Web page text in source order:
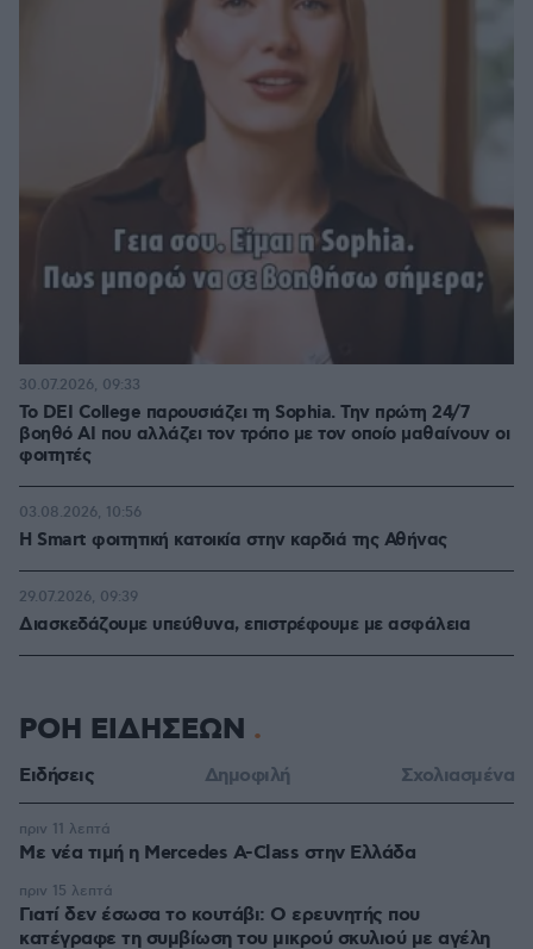
Το DEI College παρουσιάζει τη Sophia. Την πρώτη 24/7
βοηθό AI που αλλάζει τον τρόπο με τον οποίο μαθαίνουν οι
φοιτητές
30.07.2026, 09:33
Η Smart φοιτητική κατοικία στην καρδιά της Αθήνας
03.08.2026, 10:56
Διασκεδάζουμε υπεύθυνα, επιστρέφουμε με ασφάλεια
29.07.2026, 09:39
ΡΟΗ ΕΙΔΗΣΕΩΝ
Ειδήσεις Δημοφιλή Σχολιασμένα
Με νέα τιμή η Mercedes A-Class στην Ελλάδα
πριν 11 λεπτά
Γιατί δεν έσωσα το κουτάβι: Ο ερευνητής που
κατέγραφε τη συμβίωση του μικρού σκυλιού με αγέλη
πριν 15 λεπτά